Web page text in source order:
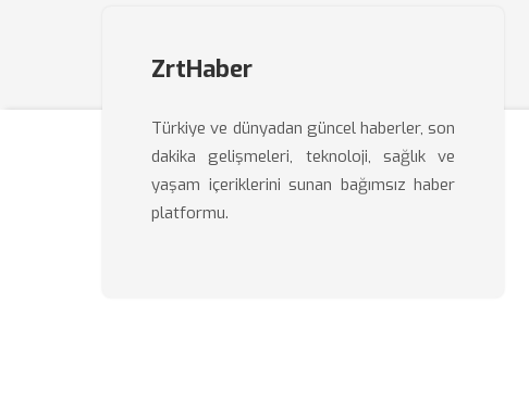
ZrtHaber
Türkiye ve dünyadan güncel haberler, son
dakika gelişmeleri, teknoloji, sağlık ve
yaşam içeriklerini sunan bağımsız haber
platformu.